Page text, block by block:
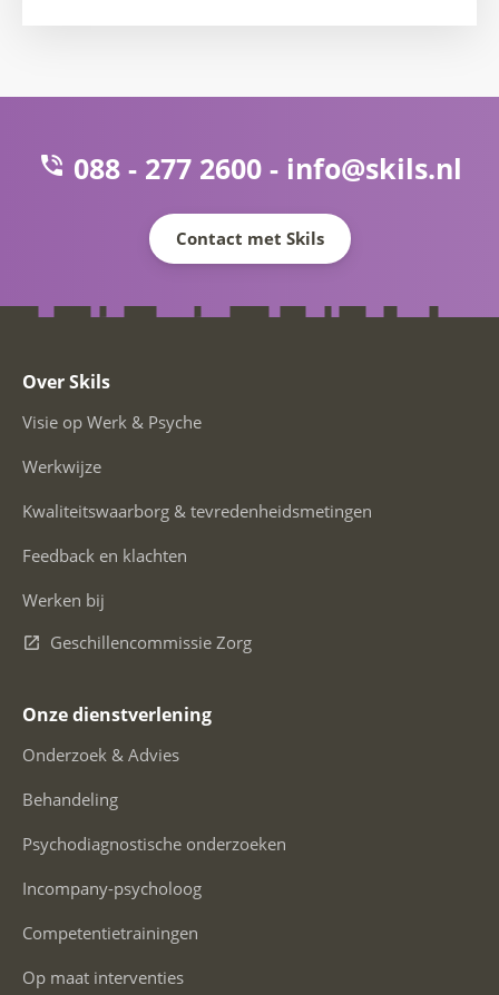
088 - 277 2600 - info@skils.nl
Contact met Skils
Over Skils
Visie op Werk & Psyche
Werkwijze
Kwaliteitswaarborg & tevredenheidsmetingen
Feedback en klachten
Werken bij
Geschillencommissie Zorg
Onze dienstverlening
Onderzoek & Advies
Behandeling
Psychodiagnostische onderzoeken
Incompany-psycholoog
Competentietrainingen
Op maat interventies